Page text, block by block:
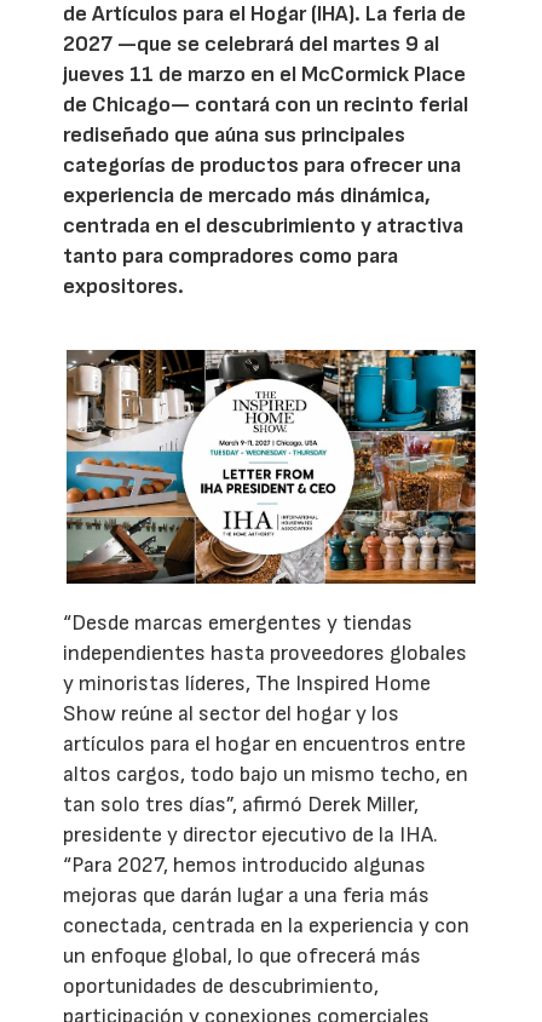
de Artículos para el Hogar (IHA). La feria de
2027 —que se celebrará del martes 9 al
jueves 11 de marzo en el McCormick Place
de Chicago— contará con un recinto ferial
rediseñado que aúna sus principales
categorías de productos para ofrecer una
experiencia de mercado más dinámica,
centrada en el descubrimiento y atractiva
tanto para compradores como para
expositores.
“Desde marcas emergentes y tiendas
independientes hasta proveedores globales
y minoristas líderes, The Inspired Home
Show reúne al sector del hogar y los
artículos para el hogar en encuentros entre
altos cargos, todo bajo un mismo techo, en
tan solo tres días”, afirmó Derek Miller,
presidente y director ejecutivo de la IHA.
“Para 2027, hemos introducido algunas
mejoras que darán lugar a una feria más
conectada, centrada en la experiencia y con
un enfoque global, lo que ofrecerá más
oportunidades de descubrimiento,